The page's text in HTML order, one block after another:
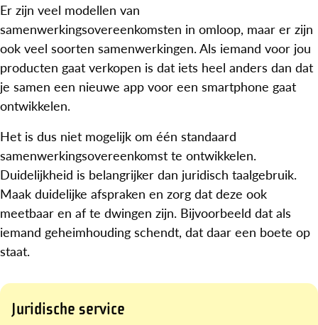
Er zijn veel modellen van
samenwerkingsovereenkomsten in omloop, maar er zijn
ook veel soorten samenwerkingen. Als iemand voor jou
producten gaat verkopen is dat iets heel anders dan dat
je samen een nieuwe app voor een smartphone gaat
ontwikkelen.
Het is dus niet mogelijk om één standaard
samenwerkingsovereenkomst te ontwikkelen.
Duidelijkheid is belangrijker dan juridisch taalgebruik.
Maak duidelijke afspraken en zorg dat deze ook
meetbaar en af te dwingen zijn. Bijvoorbeeld dat als
iemand geheimhouding schendt, dat daar een boete op
staat.
Juridische service